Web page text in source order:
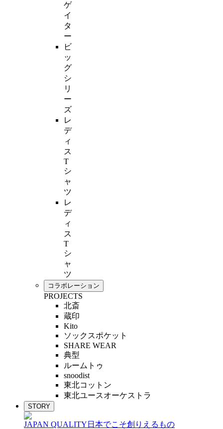
ゲ
イ
タ
ー
ビ
ッ
グ
シ
リ
ー
ズ
レ
デ
ィ
ス
T
シ
ャ
ツ
レ
デ
ィ
ス
T
シ
ャ
ツ
コラボレーション
PROJECTS
北斎
蔵印
Kito
ソックスポケット
SHARE WEAR
典型
ルームトゥ
snoodist
東北コットン
東北ユースオーケストラ
STORY
JAPAN QUALITY 日本でこそ創りえるもの